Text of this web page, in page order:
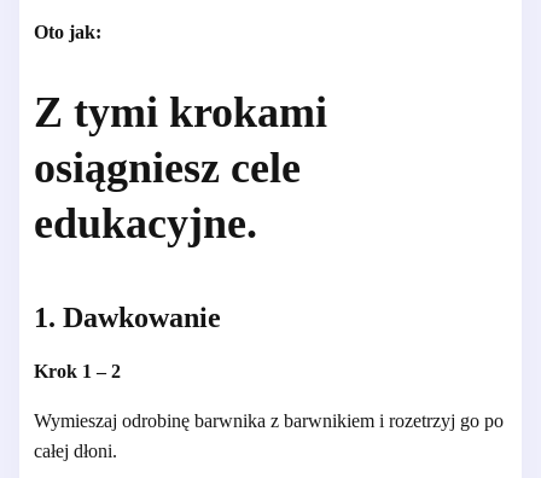
Oto jak:
Z tymi krokami
osiągniesz cele
edukacyjne.
1. Dawkowanie
Krok 1 – 2
Wymieszaj odrobinę barwnika z barwnikiem i rozetrzyj go po
całej dłoni.